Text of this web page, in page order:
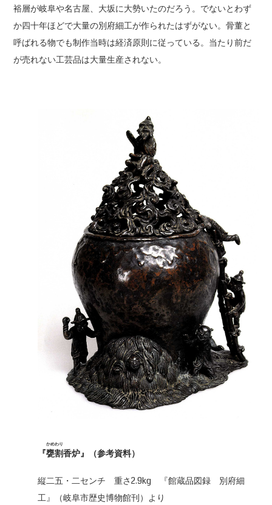
裕層が岐阜や名古屋、大坂に大勢いたのだろう。でないとわず
か四十年ほどで大量の別府細工が作られたはずがない。骨董と
呼ばれる物でも制作当時は経済原則に従っている。当たり前だ
が売れない工芸品は大量生産されない。
『甕割
かめわり
香炉』（参考資料）
縦二五・二センチ 重さ2.9kg 『館蔵品図録 別府細
工』（岐阜市歴史博物館刊）より